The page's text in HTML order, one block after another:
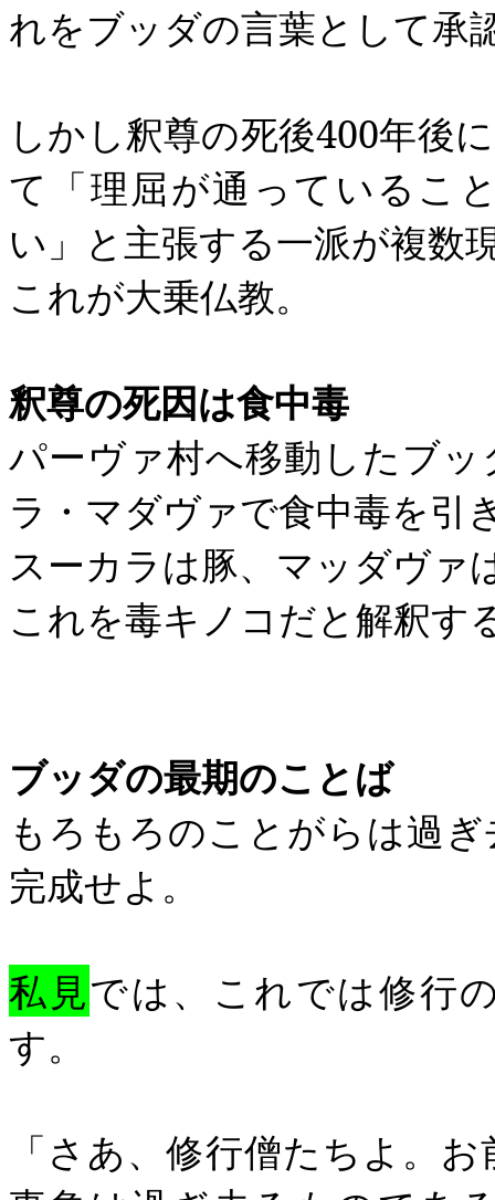
れをブッダの言葉として承
しかし釈尊の死後400年後
て「理屈が通っているこ
い」と主張する一派が複数
これが大乗仏教。
釈尊の死因は食中毒
パーヴァ村へ移動したブ
ラ・マダヴァで食中毒を引
スーカラは豚、マッダヴァ
これを毒キノコだと解釈す
ブッダの最期のことば
もろもろのことがらは過
完成せよ。
私見では、これでは修行
す。
「さあ、修行僧たちよ。